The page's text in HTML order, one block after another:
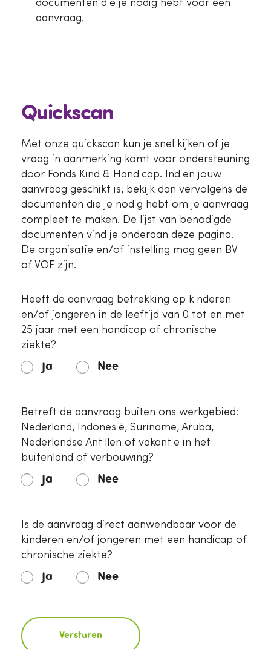
documenten die je nodig hebt voor een
aanvraag.
Quickscan
Met onze quickscan kun je snel kijken of je
vraag in aanmerking komt voor ondersteuning
door Fonds Kind & Handicap. Indien jouw
aanvraag geschikt is, bekijk dan vervolgens de
documenten die je nodig hebt om je aanvraag
compleet te maken. De lijst van benodigde
documenten vind je onderaan deze pagina.
De organisatie en/of instelling mag geen BV
of VOF zijn.
Heeft de aanvraag betrekking op kinderen
en/of jongeren in de leeftijd van 0 tot en met
25 jaar met een handicap of chronische
ziekte?
Ja Nee
Betreft de aanvraag buiten ons werkgebied:
Nederland, Indonesië, Suriname, Aruba,
Nederlandse Antillen of vakantie in het
buitenland of verbouwing?
Ja Nee
Is de aanvraag direct aanwendbaar voor de
kinderen en/of jongeren met een handicap of
chronische ziekte?
Ja Nee